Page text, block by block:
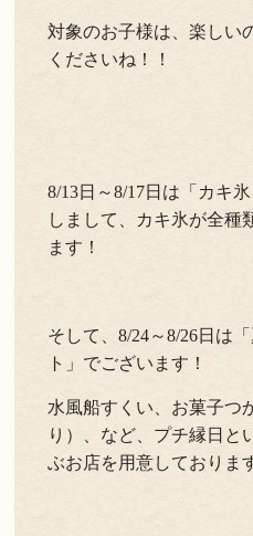
対象のお子様は、楽しい
くださいね！！
8/13日～8/17日は「カキ
しまして、カキ氷が全種
ます！
そして、8/24～8/26日は
ト」でございます！
水風船すくい、お菓子つ
り）、など、プチ縁日と
ぶお店を用意しておりま